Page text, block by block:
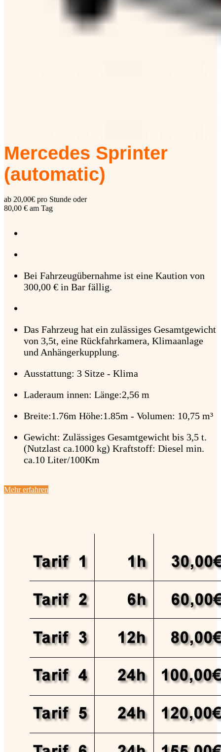
Mercedes Sprinter
(automatic)
ab 20,00€ pro Stunde oder
80,00 € am Tag
Bei Fahrzeugübernahme ist eine Kaution von
300,00 € in Bar fällig.
Das Fahrzeug hat ein zulässiges Gesamtgewicht
von 3,5t, eine Rückfahrkamera, Klimaanlage
und Anhängerkupplung.
Ausstattung: 3 Sitze - Klima
Laderaum innen: Länge:2,56 m
Breite:1.76m Höhe:1.85m - Volumen: 10,75 m³
Gewicht: Zulässiges Gesamtgewicht bis 3,5 t.
(Nutzlast ca.1000 kg) Kraftstoff: Diesel min.
ca.10 Liter/100Km
Mehr erfahren